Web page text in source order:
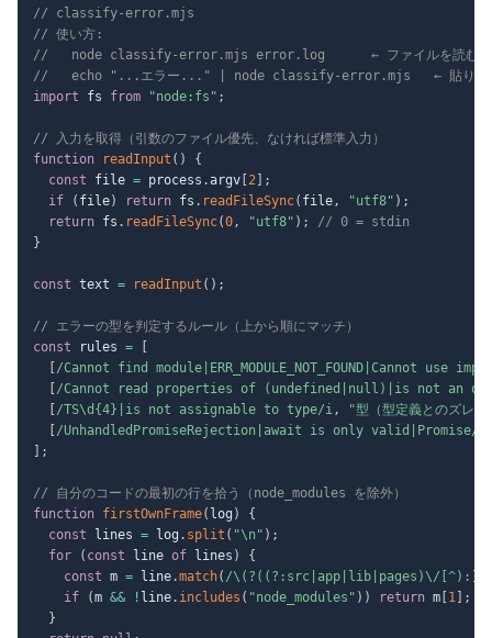
// classify-error.mjs
// 使い方:
//   node classify-error.mjs error.log      ← ファイルを読む
//   echo "...エラー..." | node classify-error.mjs   ← 貼り付け
import fs from "node:fs" ;
// 入力を取得（引数のファイル優先、なければ標準入力）
function
readInput ( )
{
const file = process .argv 2
;
if
( file) return fs . readFileSync( file, "utf8" ) ;
return fs . readFileSync(0, "utf8" ) ;
// 0 = stdin
}
const text = readInput ( ) ;
// エラーの型を判定するルール（上から順にマッチ）
const rules =
/Cannot find module|ERR_MODULE_NOT_FOUND|Cannot use
/Cannot read properties of (undefined|null)|is not an
/TS\d{4}|is not assignable to type/i,
"型（型定義とのズレ
/UnhandledPromiseRejection|await is only valid|Promise/
;
// 自分のコードの最初の行を拾う（node_modules を除外）
function firstOwnFrame( log )
{
const lines = log . split ( "\n" ) ;
for
( const line of lines )
{
const m = line.match( /\(?((?:src|app|lib|pages)\/
if
(m && ! line. includes ( "node_modules" ) ) return m 1
;
}